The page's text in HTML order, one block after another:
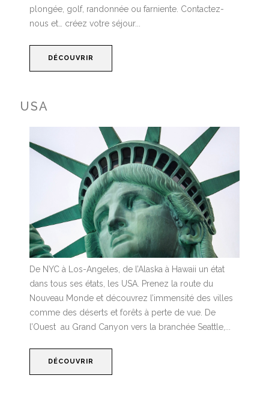
plongée, golf, randonnée ou farniente. Contactez-
nous et… créez votre séjour...
DÉCOUVRIR
USA
De NYC à Los-Angeles, de l’Alaska à Hawaii un état
dans tous ses états, les USA. Prenez la route du
Nouveau Monde et découvrez l’immensité des villes
comme des déserts et forêts à perte de vue. De
l’Ouest au Grand Canyon vers la branchée Seattle,...
DÉCOUVRIR